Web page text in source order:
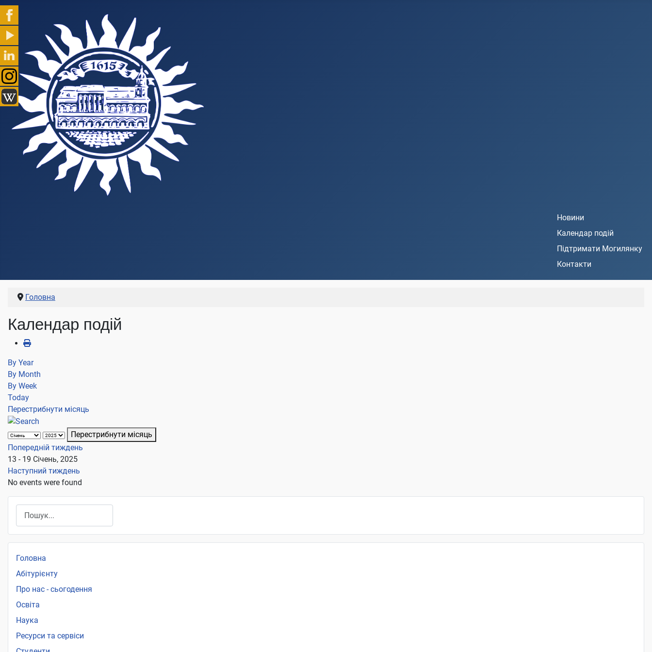
Новини
Календар подій
Підтримати Могилянку
Контакти
Головна
Календар подій
By Year
By Month
By Week
Today
Перестрибнути місяць
Перестрибнути місяць
Попередній тиждень
13 - 19 Січень, 2025
Наступний тиждень
No events were found
Головна
Абітурієнту
Про нас - сьогодення
Освіта
Наука
Ресурси та сервіси